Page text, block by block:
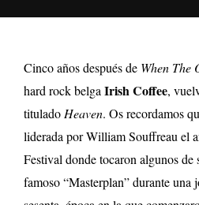
Cinco años después de When The
hard rock belgaIrish Coffee,
tituladoHeaven. Os recordamos
liderada por William Souffreau el
Festival donde tocaron algunos de
famoso “Masterplan” durante una